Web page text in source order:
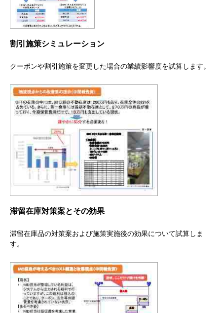
割引施策シミュレーション
クーポンや割引施策を変更した場合の業績影響度を試算します。
滞留在庫対策案とその効果
滞留在庫品の対策案および施策実施後の効果について試算しま
す。